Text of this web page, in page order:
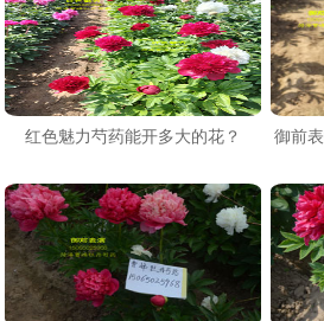
红色魅力芍药能开多大的花？
御前